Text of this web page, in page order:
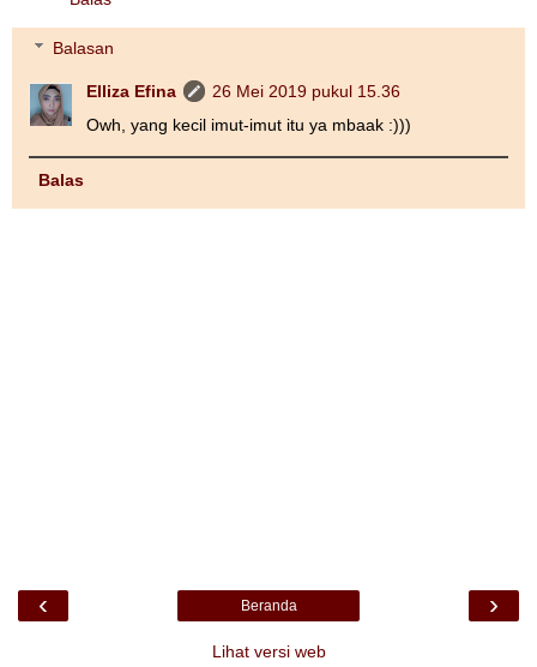
Balasan
Elliza Efina
26 Mei 2019 pukul 15.36
Owh, yang kecil imut-imut itu ya mbaak :)))
Balas
‹ ›
Beranda
Lihat versi web